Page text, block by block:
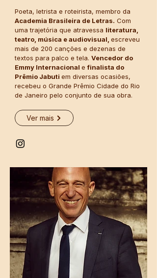
Poeta, letrista e roteirista, membro da
Academia Brasileira de Letras. Com
uma trajetória que atravessa literatura,
teatro, música e audiovisual, escreveu
mais de 200 canções e dezenas de
textos para palco e tela. Vencedor do
Emmy Internacional efinalista do
Prêmio Jabuti em diversas ocasiões,
recebeu o Grande Prêmio Cidade do Rio
de Janeiro pelo conjunto de sua obra.
Ver mais